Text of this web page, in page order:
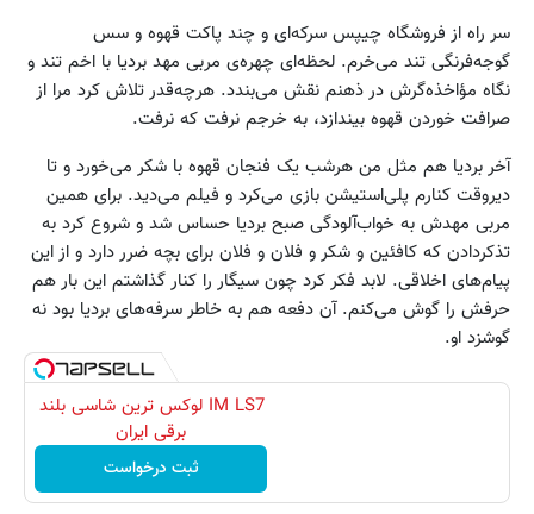
سر راه از فروشگاه چیپس سرکه‌ای و چند پاکت قهوه و سس
گوجه‌فرنگی تند می‌خرم. لحظه‌ای چهره‌ی مربی مهد بردیا با اخم تند و
نگاه مؤاخذه‌گرش در ذهنم نقش می‌بندد. هر‌چه‌قدر تلاش کرد مرا از
صرافت خوردن قهوه بیندازد، به خرجم نرفت که نرفت.
آخر بردیا هم مثل من هرشب یک فنجان قهوه با شکر می‌خورد و تا
دیروقت کنارم پلی‌استیشن بازی می‌کرد و فیلم می‌دید. برای همین
مربی مهدش به خواب‌آلودگی صبح بردیا حساس شد و شروع کرد به
تذکردادن که کافئین و شکر و فلان و فلان برای بچه ضرر دارد و از این
پیام‌های اخلاقی. لابد فکر کرد چون سیگار را کنار گذاشتم این بار هم
حرفش را گوش می‌کنم. آن دفعه هم به خاطر سرفه‌های بردیا بود نه
گوشزد او.
IM LS7 لوکس ترین شاسی بلند
برقی ایران
ثبت درخواست